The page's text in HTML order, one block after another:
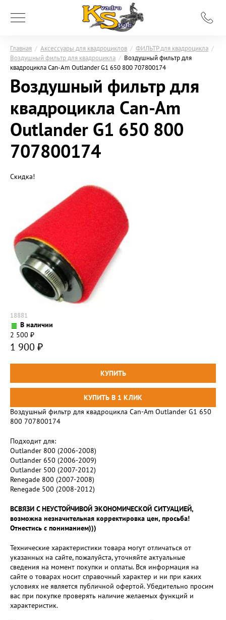
Главная / Аксессуары для квадроциклов / ФИЛЬТР для квадроцикла /
Воздушный фильтр для квадроцикла / Воздушный фильтр для
квадроцикла Can-Am Outlander G1 650 800 707800174
Воздушный фильтр для
квадроцикла Can-Am
Outlander G1 650 800
707800174
Скидка!
18881
В наличии
2 500 ₽
1 900 ₽
Воздушный фильтр для квадроцикла Can-Am Outlander G1 650
800 707800174
Подходит для:
Outlander 800 (2006-2008)
Outlander 650 (2006-2009)
Outlander 500 (2007-2012)
Renegade 800 (2007-2008)
Renegade 500 (2008-2012)
ВСВЯЗИ С НЕУСТОЙЧИВОЙ ЭКОНОМИЧЕСКОЙ СИТУАЦИЕЙ,
возможна незначительная корректировка цен, просьба!
Отнестись с пониманием)))
Технические характеристики товара могут отличаться от
указанных на сайте, пожалуйста, уточняйте актуальные
сведения на момент покупки и оплаты. Вся информация на
сайте о товарах носит справочный характер и ни при каких
условиях не является публичной офертой. Убедительно просим
вас при покупке проверять наличие желаемых функций и
характеристик.